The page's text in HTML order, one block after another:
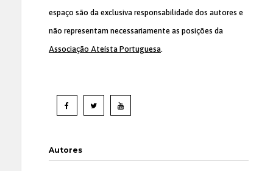
espaço são da exclusiva responsabilidade dos autores e
não representam necessariamente as posições da
Associação Ateísta Portuguesa.
Autores